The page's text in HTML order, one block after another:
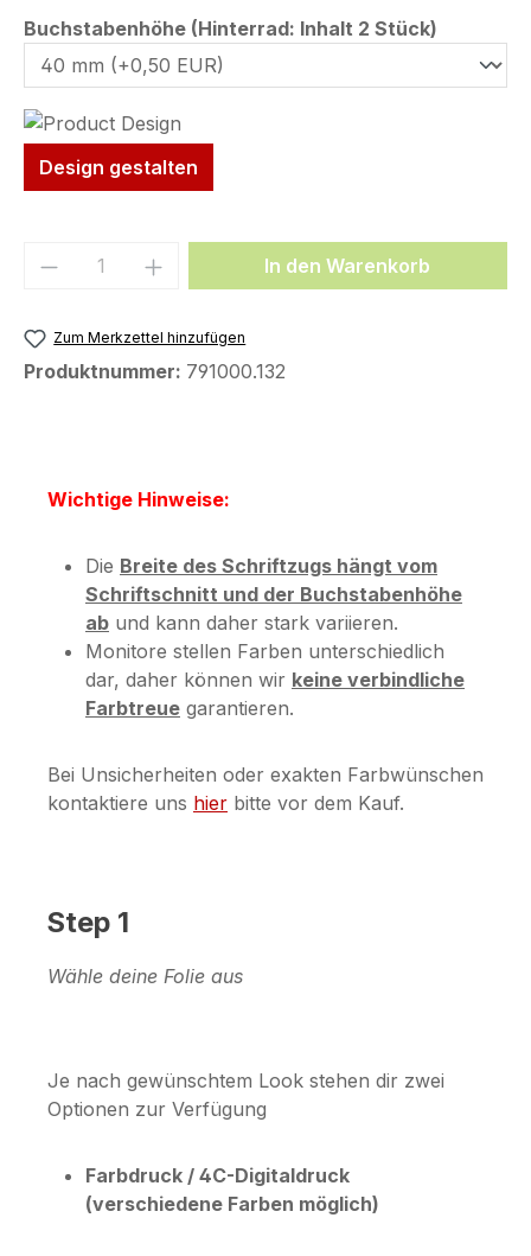
Buchstabenhöhe (Hinterrad: Inhalt 2 Stück)
Design gestalten
Produkt Anzahl: Gib denIn den Warenkorb
Zum Merkzettel hinzufügen
Produktnummer: 791000.132
Wichtige Hinweise:
Die Breite des Schriftzugs hängt vom
Schriftschnitt und der Buchstabenhöhe
ab und kann daher stark variieren.
Monitore stellen Farben unterschiedlich
dar, daher können wir keine verbindliche
Farbtreue garantieren.
Bei Unsicherheiten oder exakten Farbwünschen
kontaktiere uns hier bitte vor dem Kauf.
Step 1
Wähle deine Folie aus
Je nach gewünschtem Look stehen dir zwei
Optionen zur Verfügung
Farbdruck / 4C-Digitaldruck
(verschiedene Farben möglich)